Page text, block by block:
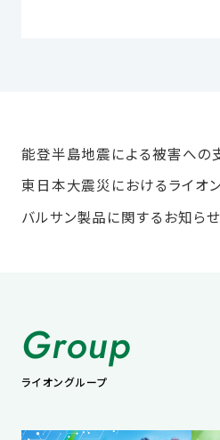
能登半島地震による被害への
東日本大震災におけるライオ
バルサン製品に関するお知らせ
Group
ライオングループ